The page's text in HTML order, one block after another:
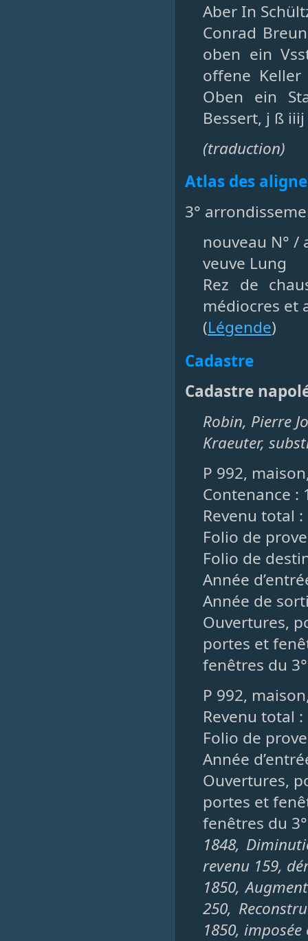
Aber In
Conrad
oben ein
offene
Oben ein
Bessert, j ß
(traduction)
Atlas des
3°
nouveau N° /
veuve Lung
Rez de
médiocres et
(Légende)
Cadastre
Cadastre
Robin, Pierre
Kraeuter,
P 992,
Contenance :
Revenu total
Folio de
Folio de
Année
Année de
Ouvertures,
portes et
fenêtres du
P 992,
Revenu total
Folio de
Année
Ouvertures,
portes et
fenêtres du
1848,
revenu 159,
1850,
250,
1850, imposée